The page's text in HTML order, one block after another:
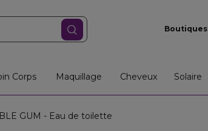
Boutiques
Corps Maquillage Cheveux Solaire
GUM - Eau de toilette